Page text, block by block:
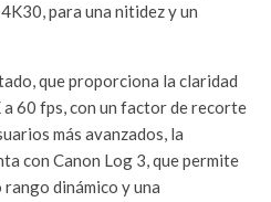
para una nitidez y un
que proporciona la claridad
60 fps, con un factor de recorte
más avanzados, la
con Canon Log 3, que permite
dinámico y una